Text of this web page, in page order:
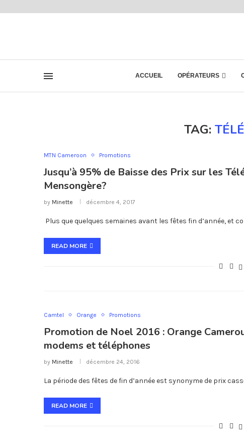
ACCUEIL OPÉRATEURS
TAG:
MTN Cameroon Promotions
Jusqu’à 95% de Baisse des Prix sur les
Mensongère?
by Minette décembre 4, 2017
Plus que quelques semaines avant les fêtes fin d’année, et
READ MORE
Camtel Orange Promotions
Promotion de Noel 2016 : Orange
modems et téléphones
by Minette décembre 24, 2016
La période des fêtes de fin d’année est synonyme de prix
READ MORE